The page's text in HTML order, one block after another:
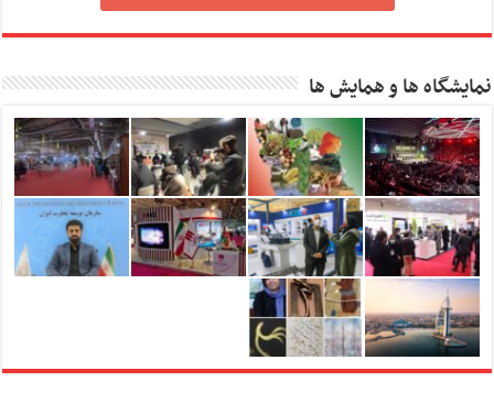
نمایشگاه ها و همایش ها